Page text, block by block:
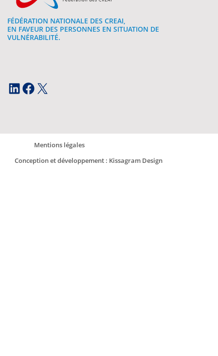
FÉDÉRATION NATIONALE DES CREAI,
EN FAVEUR DES PERSONNES EN SITUATION DE
VULNÉRABILITÉ.
LinkedIn Facebook X
Mentions légales
Conception et développement : Kissagram Design